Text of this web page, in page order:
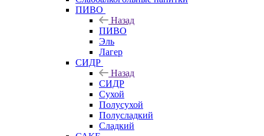
ПИВО
Назад
ПИВО
Эль
Лагер
СИДР
Назад
СИДР
Сухой
Полусухой
Полусладкий
Сладкий